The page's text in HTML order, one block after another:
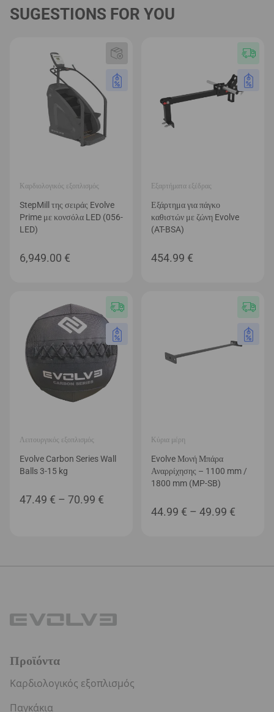
SUGESTIONS FOR YOU
Καρδιολογικός εξοπλισμός
StepMill της σειράς Evolve
Prime με κονσόλα LED (056-
LED)
6,949.00 €
Εξαρτήματα εξέδρας
Εξάρτημα για πάγκο
καθιστών με ζώνη Evolve
(AT-BSA)
454.99 €
Λειτουργικός εξοπλισμός
Evolve Carbon Series Wall
Balls 3-15 kg
47.49 € – 70.99 €
70.99 €
Κύρια μέρη
Evolve Μονή Μπάρα
Αναρρίχησης – 1100 mm /
1800 mm (MP-SB)
44.99 € – 49.99 €
Προϊόντα
Καρδιολογικός εξοπλισμός
Παγκάκια